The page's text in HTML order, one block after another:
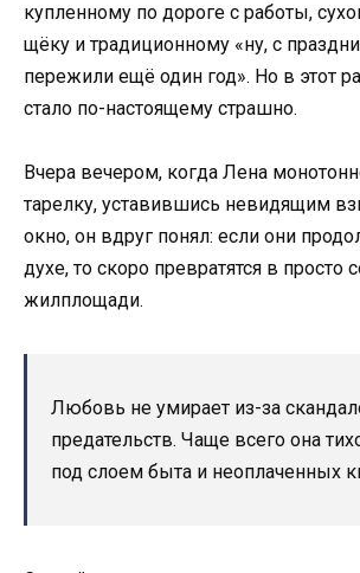
купленному по дороге с работы,
щёку и традиционному «ну, с
пережили ещё один год». Но в этот
стало по-настоящему страшно.
Вчера вечером, когда Лена
тарелку, уставившись невидящим
окно, он вдруг понял: если они
духе, то скоро превратятся в просто
жилплощади.
Любовь не умирает из-за
предательств. Чаще всего она
под слоем быта и неоплаченных